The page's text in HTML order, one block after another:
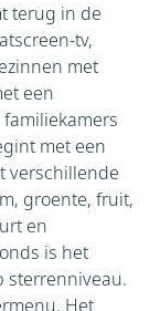
terug in de
tv,
met
een
met een
verschillende
groente, fruit,
en
is het
sterrenniveau.
Het